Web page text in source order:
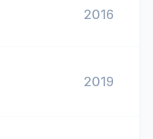
2016
2019